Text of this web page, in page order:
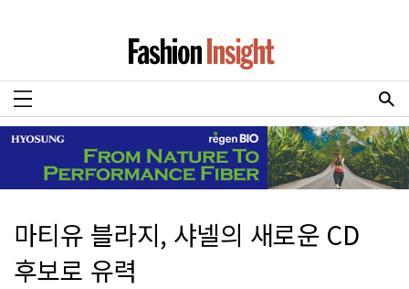
마티유 블라지, 샤넬의 새로운 CD
후보로 유력